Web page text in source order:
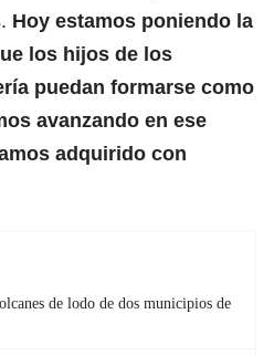
Hoy estamos poniendo la
los hijos de los
puedan formarse como
avanzando en ese
adquirido con
de lodo de dos municipios de